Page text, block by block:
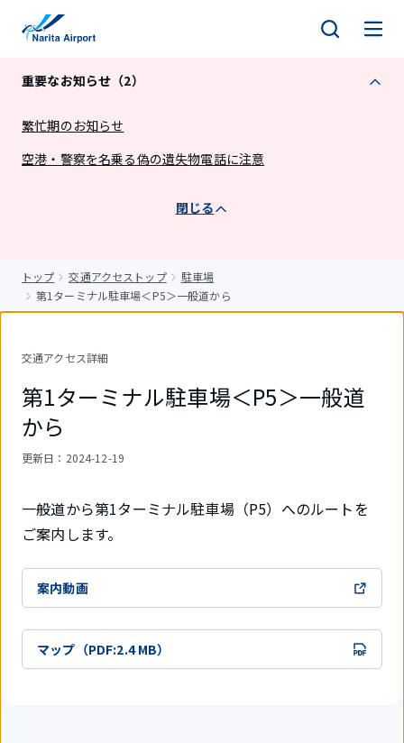
重要なお知らせ（2）
繁忙期のお知らせ
空港・警察を名乗る偽の遺失物電話に注意
閉じる
トップ 交通アクセストップ
駐車場
第1ターミナル駐車場＜P5＞一般道から
交通アクセス詳細
第1ターミナル駐車場＜P5＞一般道
から
更新日 ：2024-12-19
一般道から第1ターミナル駐車場（P5）へのルートを
ご案内します。
案内動画
マップ（PDF:2.4 MB）